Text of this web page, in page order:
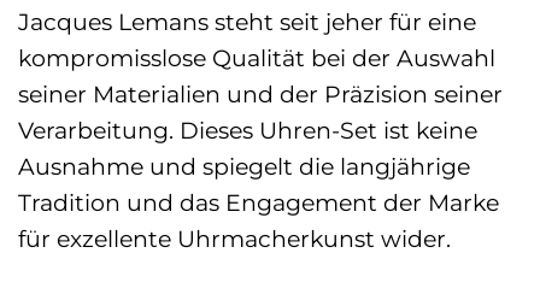
Jacques Lemans steht seit jeher für eine
kompromisslose Qualität bei der Auswahl
seiner Materialien und der Präzision seiner
Verarbeitung. Dieses Uhren-Set ist keine
Ausnahme und spiegelt die langjährige
Tradition und das Engagement der Marke
für exzellente Uhrmacherkunst wider.